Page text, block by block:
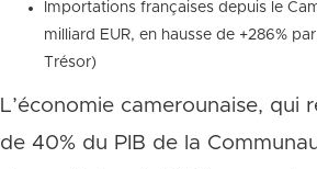
Importations françaises depuis le
milliard EUR, en hausse de +286%
Trésor)
L’économie camerounaise, qui
de 40% du PIB de la